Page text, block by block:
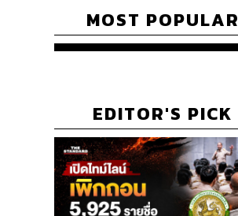
MOST POPULAR
EDITOR'S PICK